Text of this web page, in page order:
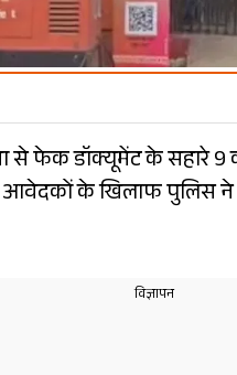
फेक डॉक्यूमेंट के सहारे 9
आवेदकों के खिलाफ पुलिस